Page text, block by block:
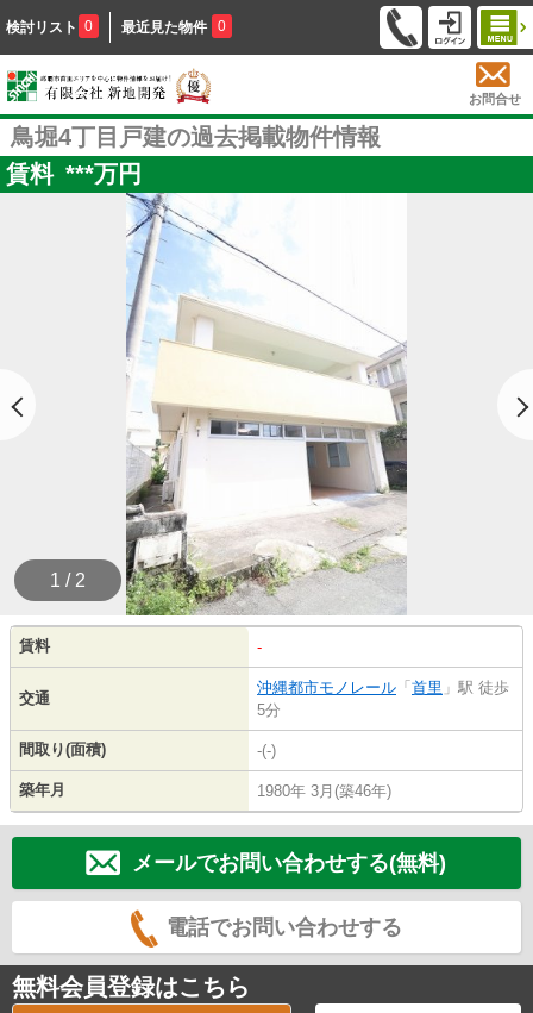
検討リスト 0 最近見た物件 0
お問合せ
鳥堀4丁目戸建の過去掲載物件情報
賃料 ***万円
1 / 2
賃料 -
交通
沖縄都市モノレール 「 首里 」駅 徒歩
5分
間取り(面積) -(-)
築年月 1980年 3月(築46年)
メールでお問い合わせする(無料)
電話でお問い合わせする
無料会員登録はこちら